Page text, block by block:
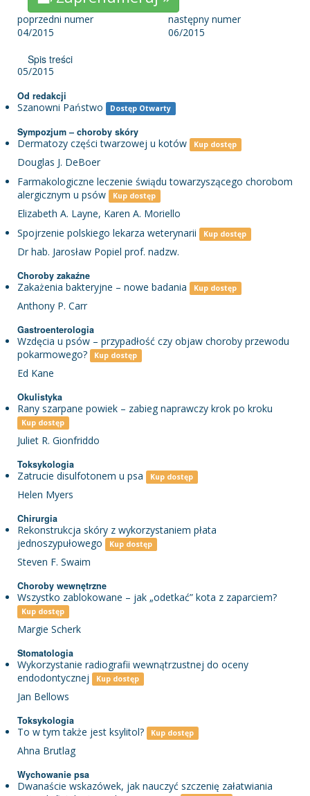
poprzedni numer
04/2015
następny numer
06/2015
Spis treści
05/2015
Od redakcji
Sza­now­ni Pań­stwo Dostęp Otwarty
Sympozjum – choroby skóry
Dermatozy części twarzowej u kotów Kup dostęp
Douglas J. DeBoer
Farmakologiczne leczenie świądu towarzyszącego chorobom
alergicznym u psów
Kup dostęp
Elizabeth A. Layne, Karen A. Moriello
Spojrzenie polskiego lekarza weterynarii
Kup dostęp
Dr hab. Jarosław Popiel prof. nadzw.
Choroby zakaźne
Zakażenia bakteryjne – nowe badania Kup dostęp
Anthony P. Carr
Gastroenterologia
Wzdęcia u psów – przypadłość czy objaw choroby przewodu
pokarmowego?
Kup dostęp
Ed Kane
Okulistyka
Rany szarpane powiek – zabieg naprawczy krok po kroku
Kup dostęp
Juliet R. Gionfriddo
Toksykologia
Zatrucie disulfotonem u psa Kup dostęp
Helen Myers
Chirurgia
Rekonstrukcja skóry z wykorzystaniem płata
jednoszypułowego
Kup dostęp
Steven F. Swaim
Choroby wewnętrzne
Wszystko zablokowane – jak „odetkać” kota z zaparciem?
Kup dostęp
Margie Scherk
Stomatologia
Wykorzystanie radiografii wewnątrzustnej do oceny
endodontycznej
Kup dostęp
Jan Bellows
Toksykologia
To w tym także jest ksylitol? Kup dostęp
Ahna Brutlag
Wychowanie psa
Dwanaście wskazówek, jak nauczyć szczenię załatwiania